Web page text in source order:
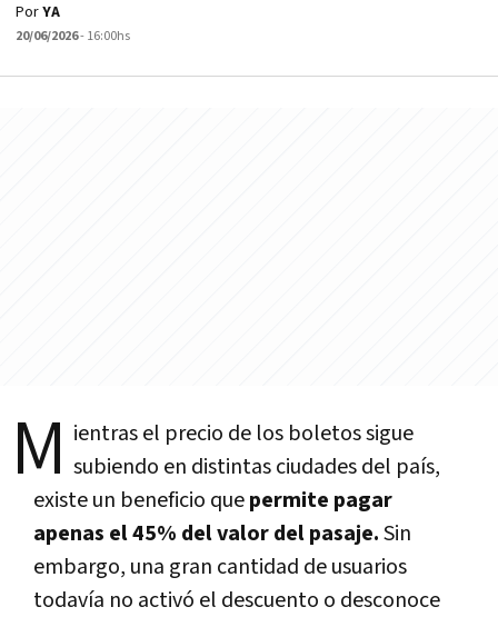
PorYA
20/06/2026- 16:00hs
M ientras el precio de los boletos sigue
subiendo en distintas ciudades del país,
existe un beneficio quepermite pagar
apenas el 45% del valor del pasaje.Sin
embargo, una gran cantidad de usuarios
todavía no activó el descuento o desconoce